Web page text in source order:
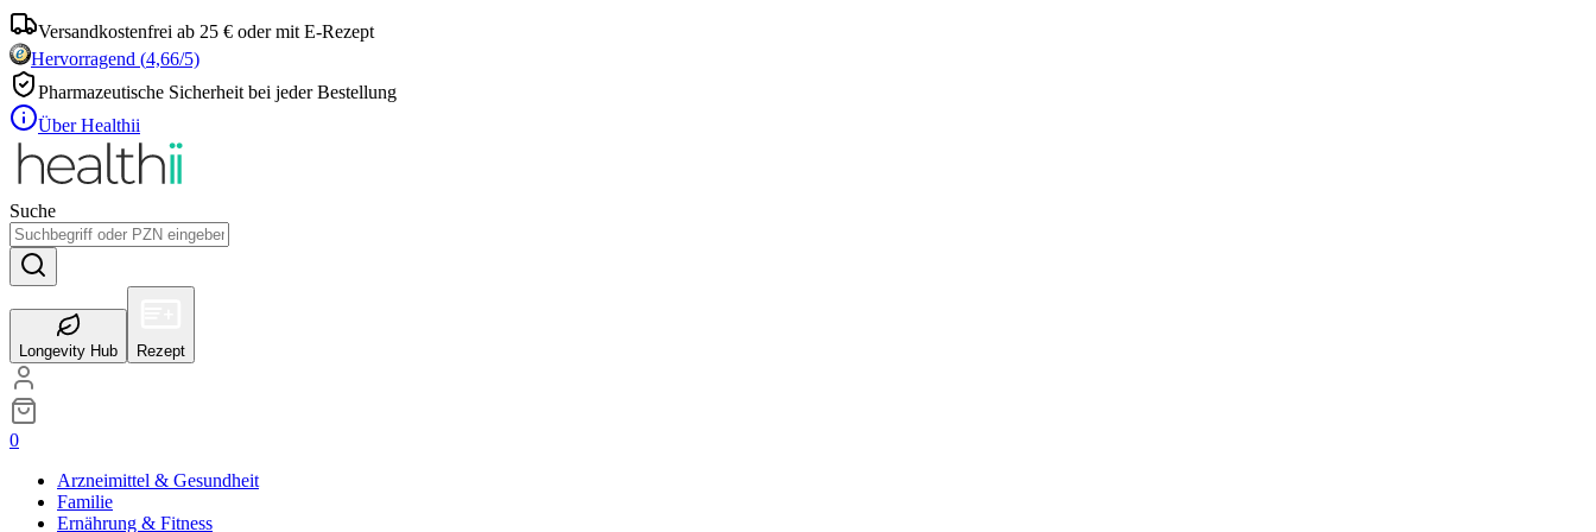
Versandkostenfrei ab 25 € oder mit E-Rezept
Hervorragend (4,66/5)
Pharmazeutische Sicherheit bei jeder Bestellung
Über Healthii
Suche
Longevity Hub Rezept
0
Arzneimittel & Gesundheit
Familie
Ernährung & Fitness